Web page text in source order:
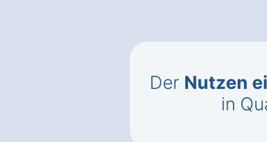
Der Nutzen
in